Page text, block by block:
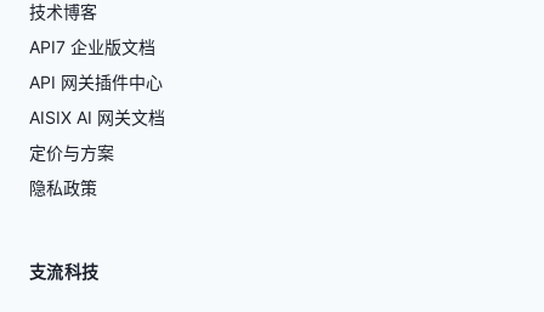
技术博客
API7 企业版文档
API 网关插件中心
AISIX AI 网关文档
定价与方案
隐私政策
支流科技